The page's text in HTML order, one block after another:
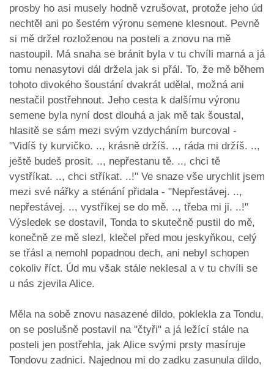
prosby ho asi musely hodně vzrušovat, protože jeho úd
nechtěl ani po šestém výronu semene klesnout. Pevně
si mě držel rozloženou na posteli a znovu na mě
nastoupil. Má snaha se bránit byla v tu chvíli marná a já
tomu nenasytovi dál držela jak si přál. To, že mě během
tohoto divokého šoustání dvakrát udělal, možná ani
nestačil postřehnout. Jeho cesta k dalšímu výronu
semene byla nyní dost dlouhá a jak mě tak šoustal,
hlasitě se sám mezi svým vzdycháním burcoval -
"Vidíš ty kurvičko. .., krásně držíš. .., ráda mi držíš. ..,
ještě budeš prosit. .., nepřestanu tě. .., chci tě
vystříkat. .., chci stříkat. ..!" Ve snaze vše urychlit jsem
mezi své nářky a sténání přidala - "Nepřestávej. ..,
nepřestávej. .., vystříkej se do mě. .., třeba mi ji. ..!"
Výsledek se dostavil, Tonda to skutečně pustil do mě,
konečně ze mě slezl, klečel před mou jeskyňkou, celý
se třásl a nemohl popadnou dech, ani nebyl schopen
cokoliv říct. Úd mu však stále neklesal a v tu chvíli se
u nás zjevila Alice.
Měla na sobě znovu nasazené dildo, poklekla za Tondu,
on se poslušně postavil na "čtyři" a já ležící stále na
posteli jen postřehla, jak Alice svými prsty masíruje
Tondovu zadnici. Najednou mi do zadku zasunula dildo,